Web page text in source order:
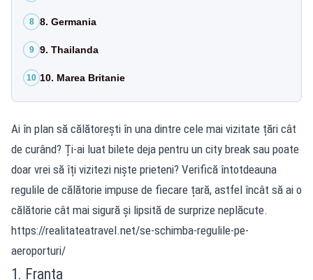
8 8. Germania
9 9. Thailanda
10 10. Marea Britanie
Ai în plan să călătorești în una dintre cele mai vizitate țări cât
de curând? Ți-ai luat bilete deja pentru un city break sau poate
doar vrei să îți vizitezi niște prieteni? Verifică întotdeauna
regulile de călătorie impuse de fiecare țară, astfel încât să ai o
călătorie cât mai sigură și lipsită de surprize neplăcute.
https://realitateatravel.net/se-schimba-regulile-pe-
aeroporturi/
1. Franța